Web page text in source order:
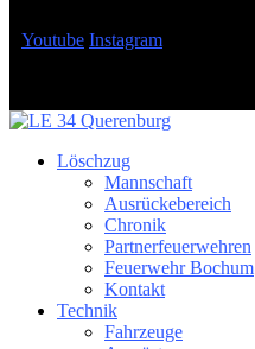
Youtube Instagram
Löschzug
Mannschaft
Ausrückebereich
Chronik
Partnerfeuerwehren
Feuerwehr Bochum
Kontakt
Technik
Fahrzeuge